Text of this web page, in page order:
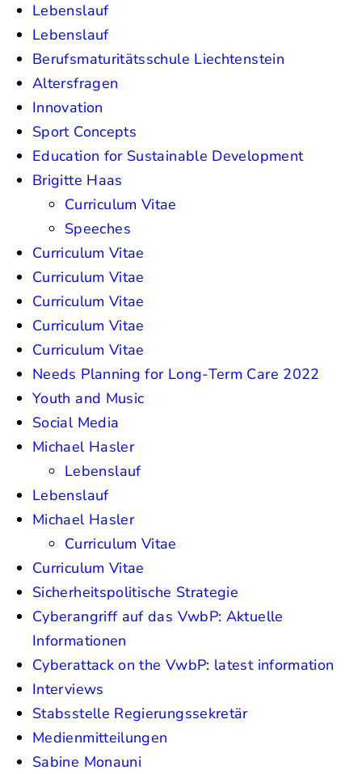
Lebenslauf
Lebenslauf
Berufsmaturitätsschule Liechtenstein
Altersfragen
Innovation
Sport Concepts
Education for Sustainable Development
Brigitte Haas
Curriculum Vitae
Speeches
Curriculum Vitae
Curriculum Vitae
Curriculum Vitae
Curriculum Vitae
Curriculum Vitae
Needs Planning for Long-Term Care 2022
Youth and Music
Social Media
Michael Hasler
Lebenslauf
Lebenslauf
Michael Hasler
Curriculum Vitae
Curriculum Vitae
Sicherheitspolitische Strategie
Cyberangriff auf das VwbP: Aktuelle
Informationen
Cyberattack on the VwbP: latest information
Interviews
Stabsstelle Regierungssekretär
Medienmitteilungen
Sabine Monauni